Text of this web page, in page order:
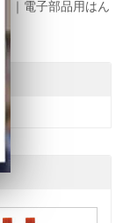
｜電子部品用はん